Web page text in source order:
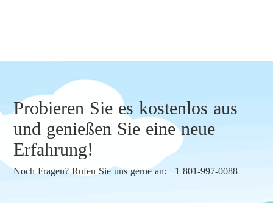
Probieren Sie es kostenlos aus
und genießen Sie eine neue
Erfahrung!
Noch Fragen? Rufen Sie uns gerne an: +1 801-997-0088